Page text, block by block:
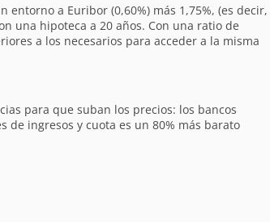
a Euribor (0,60%) más 1,75%, (es decir,
una hipoteca a 20 años. Con una ratio de
a los necesarios para acceder a la misma
para que suban los precios: los bancos
ingresos y cuota es un 80% más barato